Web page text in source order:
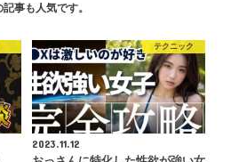
事も人気です。
テクニック
2023.11.12